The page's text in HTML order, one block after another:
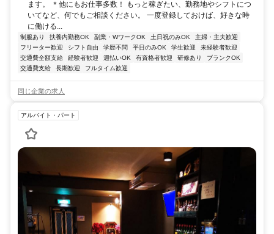
ます。 ＊他にもお仕事多数！ もっと稼ぎたい、勤務地やシフトにつ
いてなど、何でもご相談ください。 一度登録しておけば、好きな時
に働ける...
制服あり 扶養内勤務OK 副業・WワークOK 土日祝のみOK
主婦・主夫歓迎
フリーター歓迎
シフト自由 学歴不問 平日のみOK 学生歓迎
未経験者歓迎
交通費全額支給
経験者歓迎 週払いOK 有資格者歓迎 研修あり
ブランクOK
交通費支給
長期歓迎 フルタイム歓迎
同じ企業の求人
アルバイト・パート